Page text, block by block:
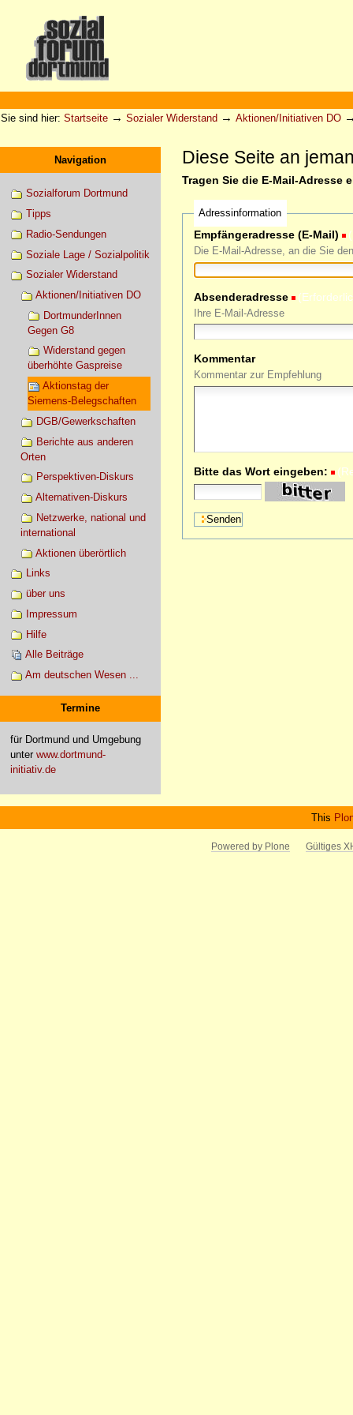
Werkzeuge
Sie sind hier: Startseite → Sozialer Widerstand → Aktionen/Initiativen DO
Navigation
Sozialforum Dortmund
Tipps
Radio-Sendungen
Soziale Lage / Sozialpolitik
Sozialer Widerstand
Aktionen/Initiativen DO
DortmunderInnen
Gegen G8
Widerstand gegen
überhöhte Gaspreise
Aktionstag der
Siemens-Belegschaften
DGB/Gewerkschaften
Berichte aus anderen
Orten
Perspektiven-Diskurs
Alternativen-Diskurs
Netzwerke, national und
international
Aktionen überörtlich
Links
über uns
Impressum
Hilfe
Alle Beiträge
Am deutschen Wesen ...
Termine
für Dortmund und Umgebung
unter www.dortmund-
initiativ.de
Diese Seite an
Tragen Sie die E-Mail-Adresse
Adressinformation
Empfängeradresse (E-Mail)
Die E-Mail-Adresse, an die Sie
Absenderadresse
Ihre E-Mail-Adresse
Kommentar
Kommentar zur Empfehlung
Bitte das Wort eingeben:
This
Powered by Plone Gültiges